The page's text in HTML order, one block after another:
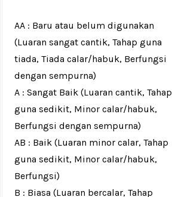
AA : Baru atau belum digunakan
(Luaran sangat cantik, Tahap guna
tiada, Tiada calar/habuk, Berfungsi
dengan sempurna)
A : Sangat Baik (Luaran cantik, Tahap
guna sedikit, Minor calar/habuk,
Berfungsi dengan sempurna)
AB : Baik (Luaran minor calar, Tahap
guna sedikit, Minor calar/habuk,
Berfungsi)
B : Biasa (Luaran bercalar, Tahap